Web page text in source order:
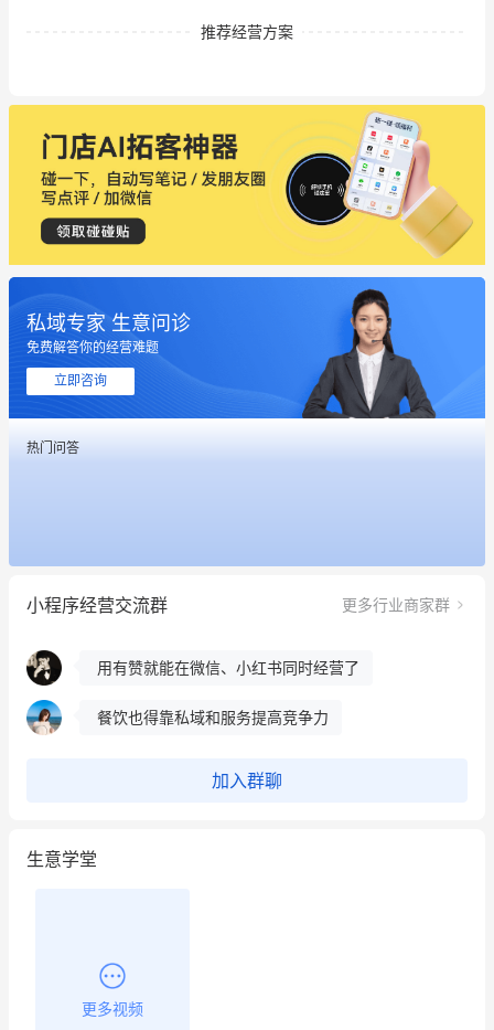
推荐经营方案
私域专家 生意问诊
免费解答你的经营难题
立即咨询
热门问答
小程序经营交流群 更多行业商家群
这个营销策划案例推荐大家看一下
用有赞就能在微信、小红书同时经营了
冰墩墩货源充足需要的联系我
这个营销策划案例推荐大家看一下
用有赞就能在微信、小红书同时经营了
餐饮也得靠私域和服务提高竞争力
加入群聊
生意学堂
更多视频